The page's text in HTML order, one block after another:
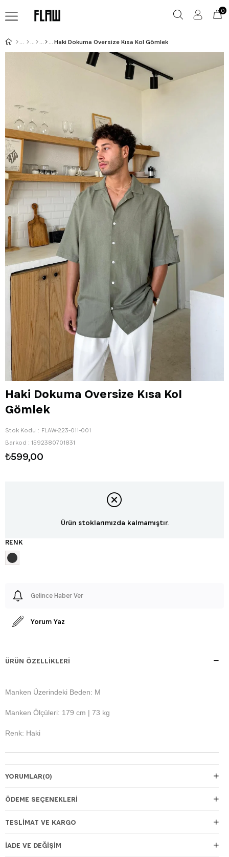
0
Haki Dokuma Oversize Kısa Kol Gömlek
Haki Dokuma Oversize Kısa Kol
Gömlek
Stok Kodu
FLAW-223-011-001
Barkod : 1592380701831
₺599,00
Ürün stoklarımızda kalmamıştır.
RENK
Gelince Haber Ver
Yorum Yaz
ÜRÜN ÖZELLIKLERI
Manken Üzerindeki Beden: M
Manken Ölçüleri: 179 cm | 73 kg
Renk: Haki
YORUMLAR(0)
ÖDEME SEÇENEKLERI
TESLIMAT VE KARGO
İADE VE DEĞIŞIM